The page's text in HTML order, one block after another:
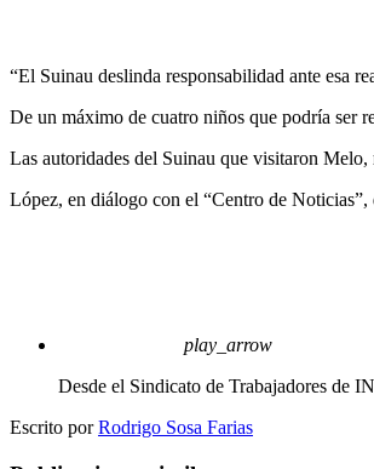
“El Suinau deslinda responsabilidad ante esa
De un máximo de cuatro niños que podría ser
Las autoridades del Suinau que visitaron
López, en diálogo con el “Centro de
play_arrow
Desde el Sindicato de Trabajadores de
Escrito porRodrigo Sosa Farias